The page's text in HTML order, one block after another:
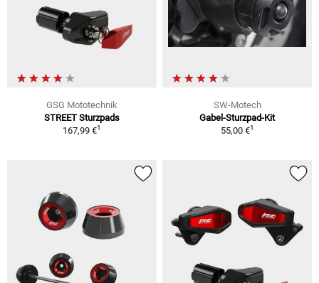
GSG Mototechnik
STREET Sturzpads
167,99 €1
SW-Motech
Gabel-Sturzpad-Kit
55,00 €1